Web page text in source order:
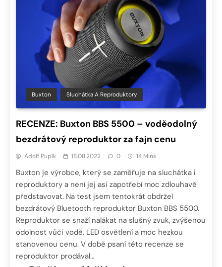
Buxton Sluchátka A Reproduktory
RECENZE: Buxton BBS 5500 – voděodolný
bezdrátový reproduktor za fajn cenu
Adolf Pupík 18.08.2022 0 14 Mins
Buxton je výrobce, který se zaměřuje na sluchátka i
reproduktory a není jej asi zapotřebí moc zdlouhavě
představovat. Na test jsem tentokrát obdržel
bezdrátový Bluetooth reproduktor Buxton BBS 5500.
Reproduktor se snaží nalákat na slušný zvuk, zvýšenou
odolnost vůči vodě, LED osvětlení a moc hezkou
stanovenou cenu. V době psaní této recenze se
reproduktor prodával…